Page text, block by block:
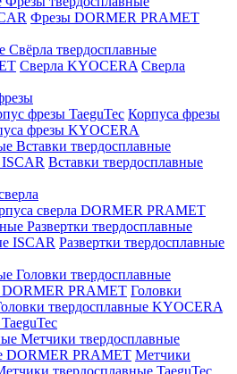
Фрезы DORMER PRAMET
Свёрла твердосплавные
Сверла KYOCERA Сверла
фрезы TaeguTec Корпуса фрезы
фрезы KYOCERA
Вставки твердосплавные
Вставки твердосплавные
сверла DORMER PRAMET
Развертки твердосплавные
ISCAR Развертки твердосплавные
Головки твердосплавные
DORMER PRAMET Головки
твердосплавные KYOCERA
Метчики твердосплавные
DORMER PRAMET Метчики